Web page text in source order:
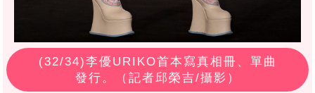
(32/34)李優URIKO首本寫真相冊、單曲
發行。（記者邱榮吉/攝影）